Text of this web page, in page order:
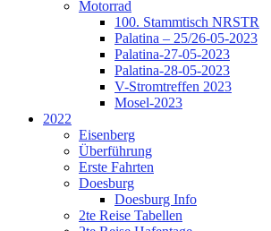
Motorrad
100. Stammtisch NRSTR
Palatina – 25/26-05-2023
Palatina-27-05-2023
Palatina-28-05-2023
V-Stromtreffen 2023
Mosel-2023
2022
Eisenberg
Überführung
Erste Fahrten
Doesburg
Doesburg Info
2te Reise Tabellen